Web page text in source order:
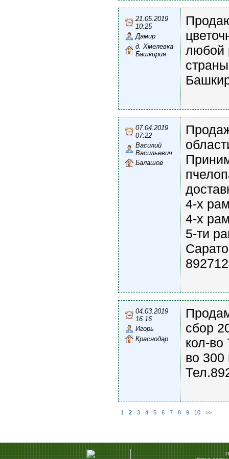
21.05.2019
10:25
Дамир
д. Хмелевка
Башкирия
любой
07.04.2019
07:22
Василий
Васильевич
Балашов
4-х
4-х
5-ти
04.03.2019
16:16
Игорь
Краснодар
сбор
кол-во
во 300
1 2 3 4 5 6 7 8 9 10 >>